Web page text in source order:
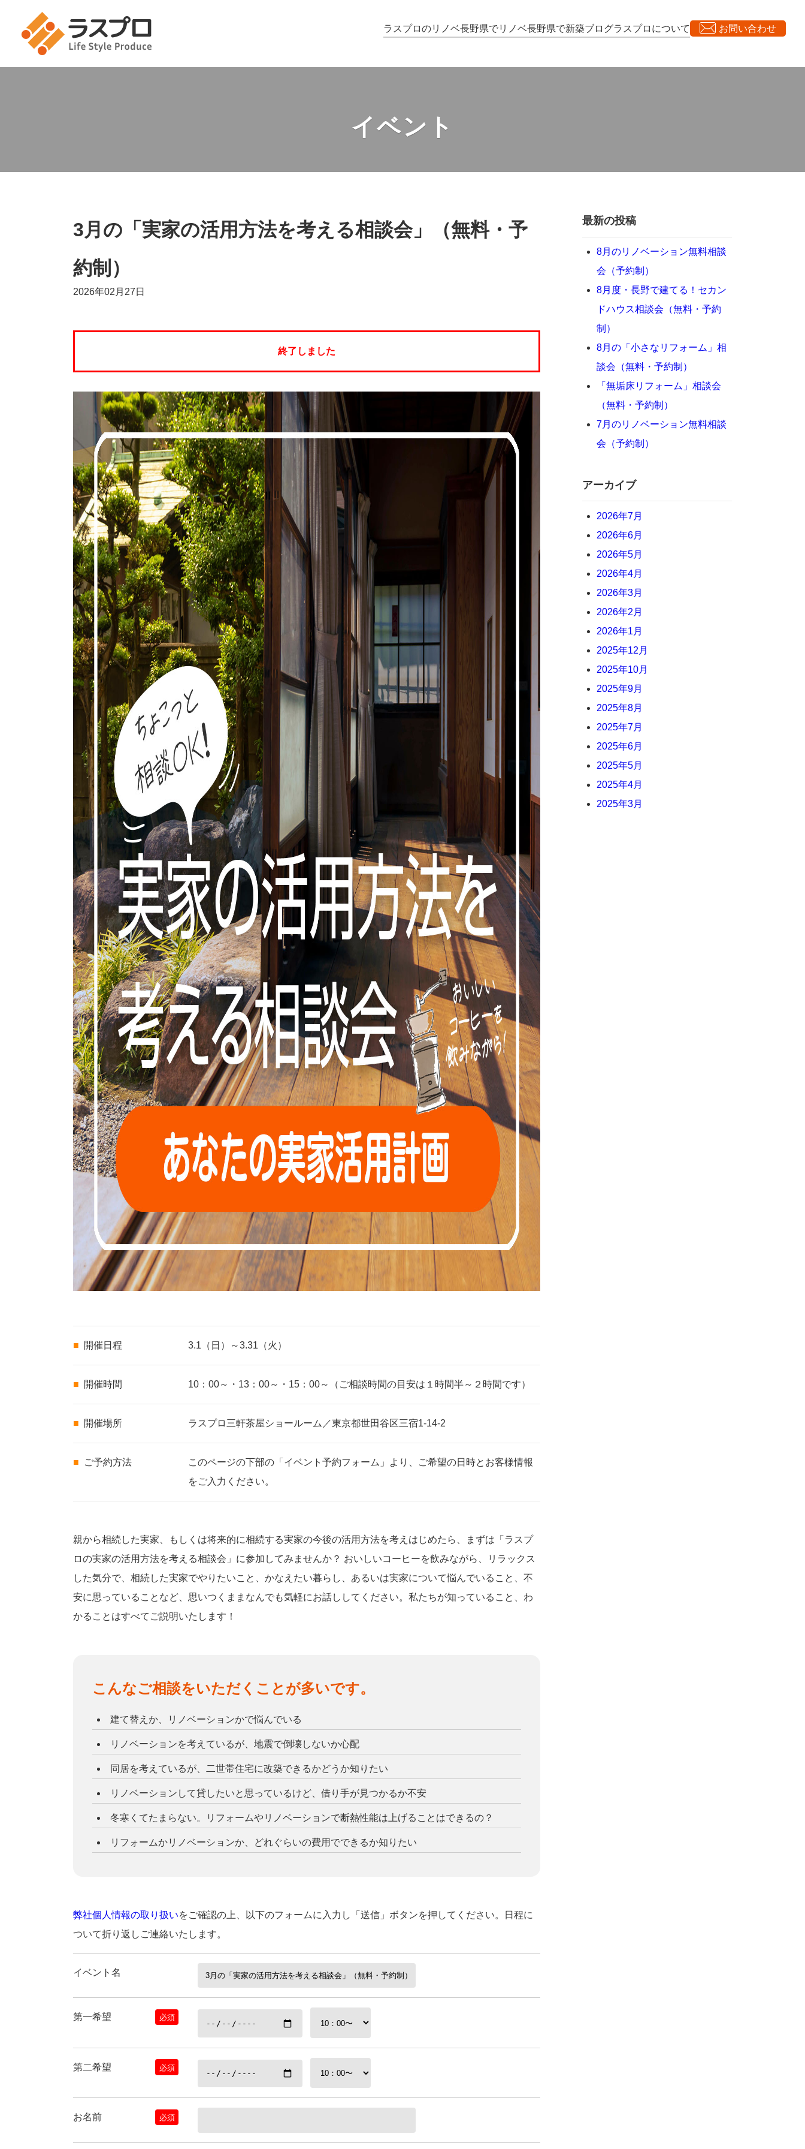
ラスプロのリノベ長野県でリノベ長野県で新築ブログラスプロについて お問い合わせ
イベント
3月の「実家の活用方法を考える相談会」（無料・予
約制）
2026年02月27日
終了しました
開催日程 3.1（日）～3.31（火）
開催時間 10：00～・13：00～・15：00～（ご相談時間の目安は１時間半～２時間です）
開催場所 ラスプロ三軒茶屋ショールーム／東京都世田谷区三宿1-14-2
ご予約方法
このページの下部の「イベント予約フォーム」より、ご希望の日時とお客様情報
をご入力ください。
親から相続した実家、もしくは将来的に相続する実家の今後の活用方法を考えはじめたら、まずは「ラスプ
ロの実家の活用方法を考える相談会」に参加してみませんか？ おいしいコーヒーを飲みながら、リラックス
した気分で、相続した実家でやりたいこと、かなえたい暮らし、あるいは実家について悩んでいること、不
安に思っていることなど、思いつくままなんでも気軽にお話ししてください。私たちが知っていること、わ
かることはすべてご説明いたします！
こんなご相談をいただくことが多いです。
建て替えか、リノベーションかで悩んでいる
リノベーションを考えているが、地震で倒壊しないか心配
同居を考えているが、二世帯住宅に改築できるかどうか知りたい
リノベーションして貸したいと思っているけど、借り手が見つかるか不安
冬寒くてたまらない。リフォームやリノベーションで断熱性能は上げることはできるの？
リフォームかリノベーションか、どれぐらいの費用でできるか知りたい
弊社個人情報の取り扱いをご確認の上、以下のフォームに入力し「送信」ボタンを押してください。日程に
ついて折り返しご連絡いたします。
イベント名
第一希望 必須
第二希望 必須
お名前 必須
最新の投稿
8月のリノベーション無料相談
会（予約制）
8月度・長野で建てる！セカン
ドハウス相談会（無料・予約
制）
8月の「小さなリフォーム」相
談会（無料・予約制）
「無垢床リフォーム」相談会
（無料・予約制）
7月のリノベーション無料相談
会（予約制）
アーカイブ
2026年7月
2026年6月
2026年5月
2026年4月
2026年3月
2026年2月
2026年1月
2025年12月
2025年10月
2025年9月
2025年8月
2025年7月
2025年6月
2025年5月
2025年4月
2025年3月